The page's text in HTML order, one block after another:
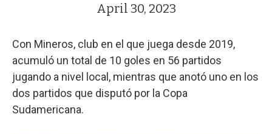
April 30, 2023
Con Mineros, club en el que juega desde 2019,
acumuló un total de 10 goles en 56 partidos
jugando a nivel local, mientras que anotó uno en los
dos partidos que disputó por la Copa
Sudamericana.